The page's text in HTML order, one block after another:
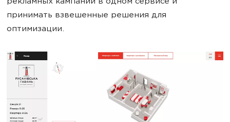
принимать взвешенные решения для
оптимизации.